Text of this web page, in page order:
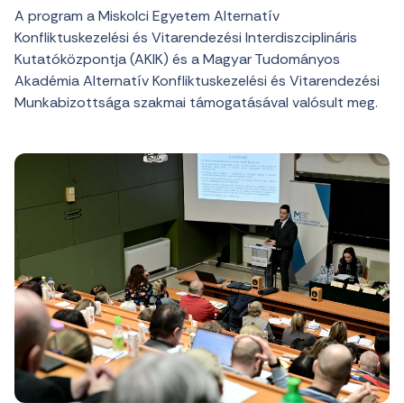
A program a Miskolci Egyetem Alternatív
Konfliktuskezelési és Vitarendezési Interdiszciplináris
Kutatóközpontja (AKIK) és a Magyar Tudományos
Akadémia Alternatív Konfliktuskezelési és Vitarendezési
Munkabizottsága szakmai támogatásával valósult meg.